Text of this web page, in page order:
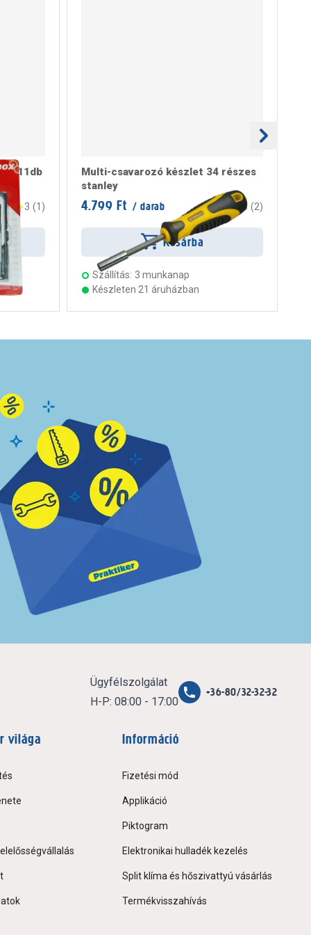
11db
3 (1 )
Multi-csavarozó készlet 34 részes
stanley
4.799 Ft / darab 3 (2)
Kosárba
Szállítás: 3 munkanap
Készleten 21 áruházban
Ügyfélszolgálat
H-P: 08:00 - 17:00
+36-80/32-32-32
világa Információ
Fizetési mód
Applikáció
Piktogram
Elektronikai hulladék kezelés
Split klíma és hőszivattyú vásárlás
Termékvisszahívás